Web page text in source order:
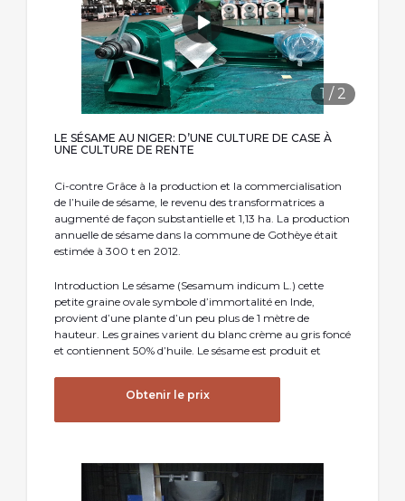
1 / 2
LE SÉSAME AU NIGER: D’UNE CULTURE DE CASE À
UNE CULTURE DE RENTE
Ci-contre Grâce à la production et la commercialisation
de l’huile de sésame, le revenu des transformatrices a
augmenté de façon substantielle et 1,13 ha. La production
annuelle de sésame dans la commune de Gothèye était
estimée à 300 t en 2012.
Introduction Le sésame (Sesamum indicum L.) cette
petite graine ovale symbole d’immortalité en Inde,
provient d’une plante d’un peu plus de 1 mètre de
hauteur. Les graines varient du blanc crème au gris foncé
et contiennent 50% d’huile. Le sésame est produit et
Obtenir le prix